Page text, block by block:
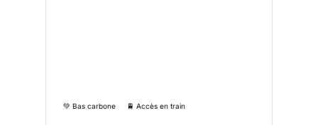
💚 Bas carbone 🚆 Accès en train